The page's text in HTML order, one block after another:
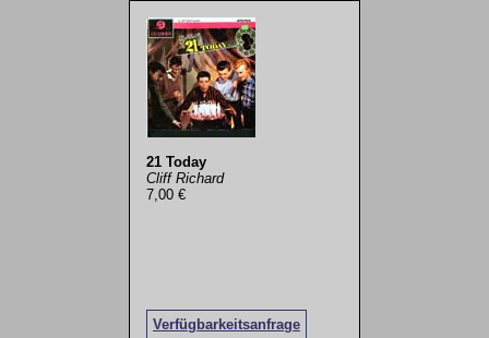
21 Today
Cliff Richard
7,00 €
Verfügbarkeitsanfrage